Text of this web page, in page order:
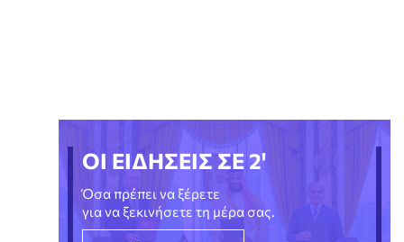
ΟΙ ΕΙΔΗΣΕΙΣ ΣΕ 2'
Όσα πρέπει να ξέρετε
για να ξεκινήσετε τη μέρα σας.